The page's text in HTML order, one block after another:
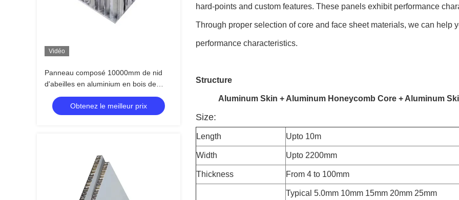
Vidéo
Panneau composé 10000mm de nid
d'abeilles en aluminium en bois de
sembler pour le matériel de mur de
décorationObtenez le meilleur prix
hard-points and custom features. These panels exhibit performance
Through proper selection of core and face sheet materials, we can help
performance characteristics.
Structure
Aluminum Skin + Aluminum Honeycomb Core + Aluminum
Size:
Length Upto 10m
Width Upto 2200mm
Thickness From 4 to 100mm
Typical 5.0mm 10mm 15mm 20mm 25mm